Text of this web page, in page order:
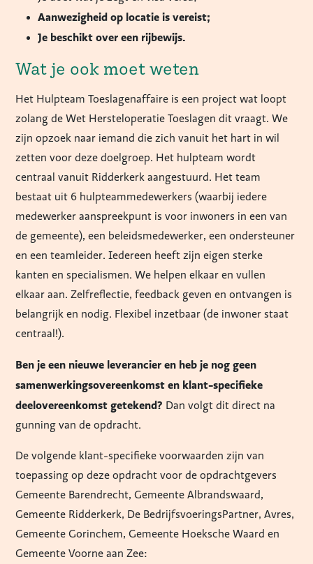
Aanwezigheid op locatie is vereist;
Je beschikt over een rijbewijs.
Wat je ook moet weten
Het Hulpteam Toeslagenaffaire is een project wat loopt
zolang de Wet Hersteloperatie Toeslagen dit vraagt. We
zijn opzoek naar iemand die zich vanuit het hart in wil
zetten voor deze doelgroep. Het hulpteam wordt
centraal vanuit Ridderkerk aangestuurd. Het team
bestaat uit 6 hulpteammedewerkers (waarbij iedere
medewerker aanspreekpunt is voor inwoners in een van
de gemeente), een beleidsmedewerker, een ondersteuner
en een teamleider. Iedereen heeft zijn eigen sterke
kanten en specialismen. We helpen elkaar en vullen
elkaar aan. Zelfreflectie, feedback geven en ontvangen is
belangrijk en nodig. Flexibel inzetbaar (de inwoner staat
centraal!).
Ben je een nieuwe leverancier en heb je nog geen
samenwerkingsovereenkomst en klant-specifieke
deelovereenkomst getekend? Dan volgt dit direct na
gunning van de opdracht.
De volgende klant-specifieke voorwaarden zijn van
toepassing op deze opdracht voor de opdrachtgevers
Gemeente Barendrecht, Gemeente Albrandswaard,
Gemeente Ridderkerk, De BedrijfsvoeringsPartner, Avres,
Gemeente Gorinchem, Gemeente Hoeksche Waard en
Gemeente Voorne aan Zee: